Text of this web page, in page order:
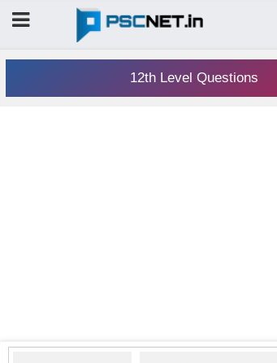
12th Level Questions